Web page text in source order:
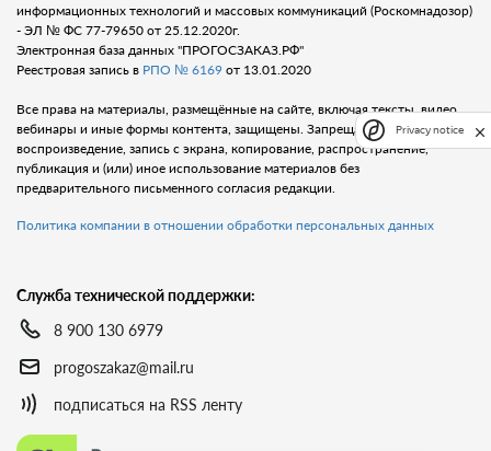
информационных технологий и массовых коммуникаций (Роскомнадозор)
- ЭЛ № ФС 77-79650 от 25.12.2020г.
Электронная база данных "ПРОГОСЗАКАЗ.РФ"
Реестровая запись в РПО № 6169 от 13.01.2020
Все права на материалы, размещённые на сайте, включая тексты, видео,
вебинары и иные формы контента, защищены. Запрещается любое
воспроизведение, запись с экрана, копирование, распространение,
публикация и (или) иное использование материалов без
предварительного письменного согласия редакции.
Политика компании в отношении обработки персональных данных
Служба технической поддержки:
8 900 130 6979
progoszakaz@mail.ru
подписаться на RSS ленту
Privacy notice